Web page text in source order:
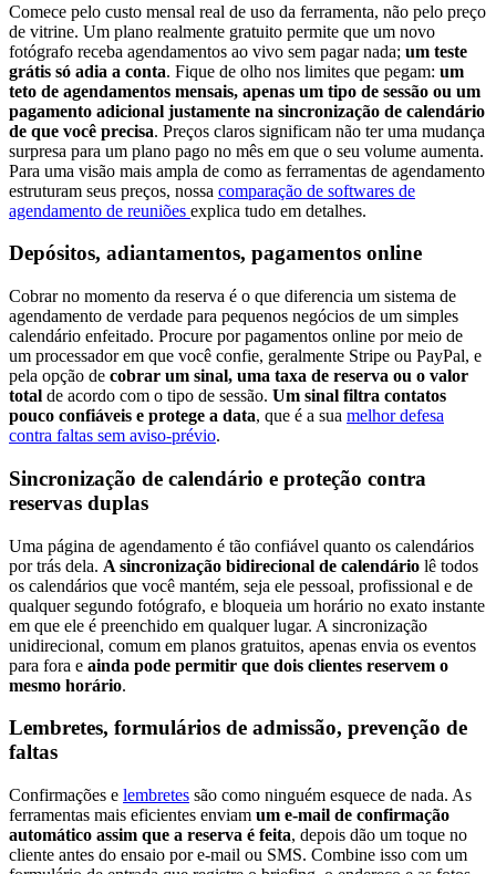
Comece pelo custo mensal real de uso da ferramenta, não pelo preço
de vitrine. Um plano realmente gratuito permite que um novo
fotógrafo receba agendamentos ao vivo sem pagar nada; um teste
grátis só adia a conta. Fique de olho nos limites que pegam: um
teto de agendamentos mensais, apenas um tipo de sessão ou um
pagamento adicional justamente na sincronização de calendário
de que você precisa. Preços claros significam não ter uma mudança
surpresa para um plano pago no mês em que o seu volume aumenta.
Para uma visão mais ampla de como as ferramentas de agendamento
estruturam seus preços, nossa comparação de softwares de
agendamento de reuniões explica tudo em detalhes.
Depósitos, adiantamentos, pagamentos online
Cobrar no momento da reserva é o que diferencia um sistema de
agendamento de verdade para pequenos negócios de um simples
calendário enfeitado. Procure por pagamentos online por meio de
um processador em que você confie, geralmente Stripe ou PayPal, e
pela opção de cobrar um sinal, uma taxa de reserva ou o valor
total de acordo com o tipo de sessão. Um sinal filtra contatos
pouco confiáveis e protege a data, que é a sua melhor defesa
contra faltas sem aviso-prévio.
Sincronização de calendário e proteção contra
reservas duplas
Uma página de agendamento é tão confiável quanto os calendários
por trás dela. A sincronização bidirecional de calendário lê todos
os calendários que você mantém, seja ele pessoal, profissional e de
qualquer segundo fotógrafo, e bloqueia um horário no exato instante
em que ele é preenchido em qualquer lugar. A sincronização
unidirecional, comum em planos gratuitos, apenas envia os eventos
para fora e ainda pode permitir que dois clientes reservem o
mesmo horário.
Lembretes, formulários de admissão, prevenção de
faltas
Confirmações e lembretes são como ninguém esquece de nada. As
ferramentas mais eficientes enviam um e-mail de confirmação
automático assim que a reserva é feita, depois dão um toque no
cliente antes do ensaio por e-mail ou SMS. Combine isso com um